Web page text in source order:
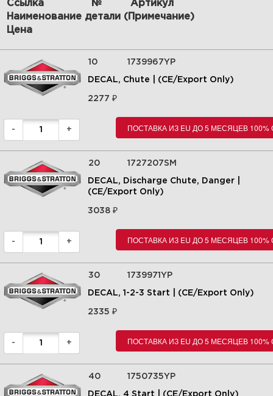
SS7522E, 22" 7.5 Gross TP
Single Stage Snowthrower |
Увеличить
Group | СНЕГОУБОРЩИК |
Gross TP Single Stage
Snowthrower | Snapper |
Запчасти | Briggs&Stratton |
Увеличить
Ссылка №
Артикул
Наименование детали (Примечание)
Цена
10 1739967YP
DECAL, Chute | (CE/Export Only)
2277₽
- + ПОСТАВКА ИЗ EU ДО 5 МЕСЯЦЕВ
20 1727207SM
DECAL, Discharge Chute, Danger |
(CE/Export Only)
3038₽
- + ПОСТАВКА ИЗ EU ДО 5 МЕСЯЦЕВ
30 1739971YP
DECAL, 1-2-3 Start | (CE/Export Only)
2335₽
- + ПОСТАВКА ИЗ EU ДО 5 МЕСЯЦЕВ
40 1750735YP
DECAL, 4 Start | (CE/Export Only)